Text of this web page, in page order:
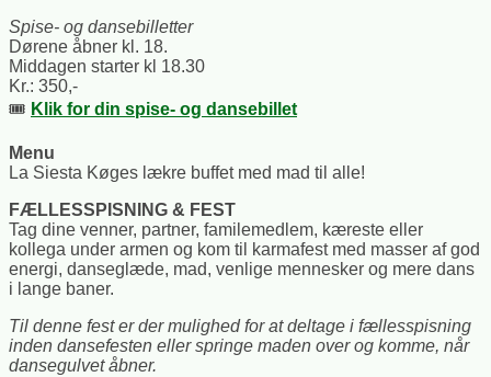
Spise- og dansebilletter
Dørene åbner kl. 18.
Middagen starter kl 18.30
Kr.: 350,-
🎟️ Klik for din spise- og dansebillet
Menu
La Siesta Køges lækre buffet med mad til alle!
FÆLLESSPISNING & FEST
Tag dine venner, partner, familemedlem, kæreste eller
kollega under armen og kom til karmafest med masser af god
energi, danseglæde, mad, venlige mennesker og mere dans
i lange baner.
Til denne fest er der mulighed for at deltage i fællesspisning
inden dansefesten eller springe maden over og komme, når
dansegulvet åbner.